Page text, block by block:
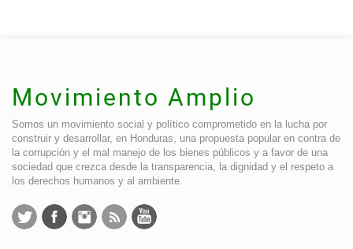
Movimiento Amplio
Somos un movimiento social y político comprometido en la lucha por
construir y desarrollar, en Honduras, una propuesta popular en contra de
la corrupción y el mal manejo de los bienes públicos y a favor de una
sociedad que crezca desde la transparencia, la dignidad y el respeto a
los derechos humanos y al ambiente.